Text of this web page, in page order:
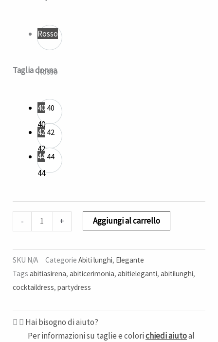
Rosso
Rosso
Taglia donna
40 40
40
42 42
42
44 44
44
- + Aggiungi al carrello
SKU N/A Categorie Abiti lunghi, Elegante
Tags abitiasirena, abiticerimonia, abitieleganti, abitilunghi,
cocktaildress, partydress
Hai bisogno di aiuto?
Per informazioni su taglie e colorichiedi aiutoal